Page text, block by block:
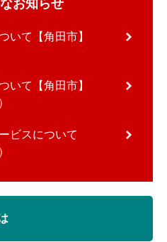
お知らせ
いて【角田市】
いて【角田市】
ビスについて